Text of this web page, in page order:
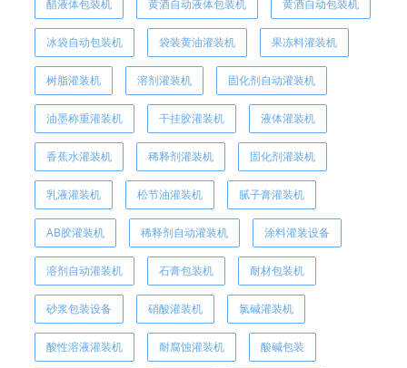
醋液体包装机 黄酒自动液体包装机 黄酒自动包装机
冰袋自动包装机 袋装黄油灌装机 果冻料灌装机
树脂灌装机 溶剂灌装机 固化剂自动灌装机
油墨称重灌装机 干挂胶灌装机 液体灌装机
香蕉水灌装机 稀释剂灌装机 固化剂灌装机
乳液灌装机 松节油灌装机 腻子膏灌装机
AB胶灌装机 稀释剂自动灌装机 涂料灌装设备
溶剂自动灌装机 石膏包装机 耐材包装机
砂浆包装设备 硝酸灌装机 氯碱灌装机
酸性溶液灌装机 耐腐蚀灌装机 酸碱包装